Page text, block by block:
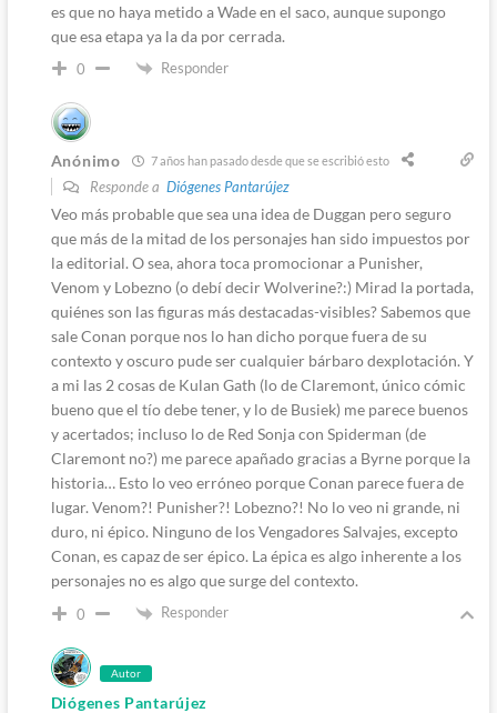
es que no haya metido a Wade en el saco, aunque supongo
que esa etapa ya la da por cerrada.
0 Responder
Anónimo 7 años han pasado desde que se escribió esto
Responde a Diógenes Pantarújez
Veo más probable que sea una idea de Duggan pero seguro
que más de la mitad de los personajes han sido impuestos por
la editorial. O sea, ahora toca promocionar a Punisher,
Venom y Lobezno (o debí decir Wolverine?:) Mirad la portada,
quiénes son las figuras más destacadas-visibles? Sabemos que
sale Conan porque nos lo han dicho porque fuera de su
contexto y oscuro pude ser cualquier bárbaro dexplotación. Y
a mi las 2 cosas de Kulan Gath (lo de Claremont, único cómic
bueno que el tío debe tener, y lo de Busiek) me parece buenos
y acertados; incluso lo de Red Sonja con Spiderman (de
Claremont no?) me parece apañado gracias a Byrne porque la
historia… Esto lo veo erróneo porque Conan parece fuera de
lugar. Venom?! Punisher?! Lobezno?! No lo veo ni grande, ni
duro, ni épico. Ninguno de los Vengadores Salvajes, excepto
Conan, es capaz de ser épico. La épica es algo inherente a los
personajes no es algo que surge del contexto.
0 Responder
Autor
Diógenes Pantarújez